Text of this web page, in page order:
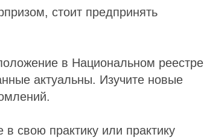
стоит предпринять
в Национальном реестре
актуальны. Изучите новые
в свою практику или практику